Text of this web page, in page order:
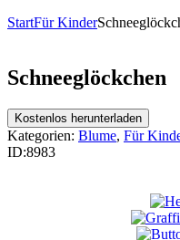
StartFür Kinder
Schneeglöckchen
Kostenlos herunterladen
Kategorien: Blume, Für
ID:8983